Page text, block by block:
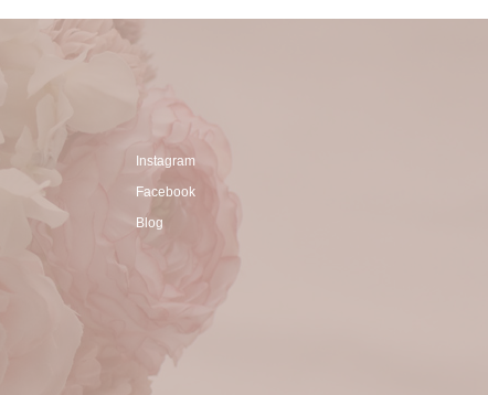
Instagram
Facebook
Blog